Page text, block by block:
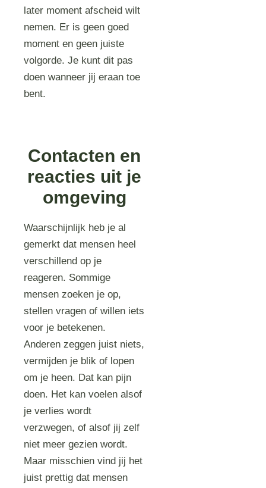
later moment afscheid wilt
nemen. Er is geen goed
moment en geen juiste
volgorde. Je kunt dit pas
doen wanneer jij eraan toe
bent.
Contacten en
reacties uit je
omgeving
Waarschijnlijk heb je al
gemerkt dat mensen heel
verschillend op je
reageren. Sommige
mensen zoeken je op,
stellen vragen of willen iets
voor je betekenen.
Anderen zeggen juist niets,
vermijden je blik of lopen
om je heen. Dat kan pijn
doen. Het kan voelen alsof
je verlies wordt
verzwegen, of alsof jij zelf
niet meer gezien wordt.
Maar misschien vind jij het
juist prettig dat mensen